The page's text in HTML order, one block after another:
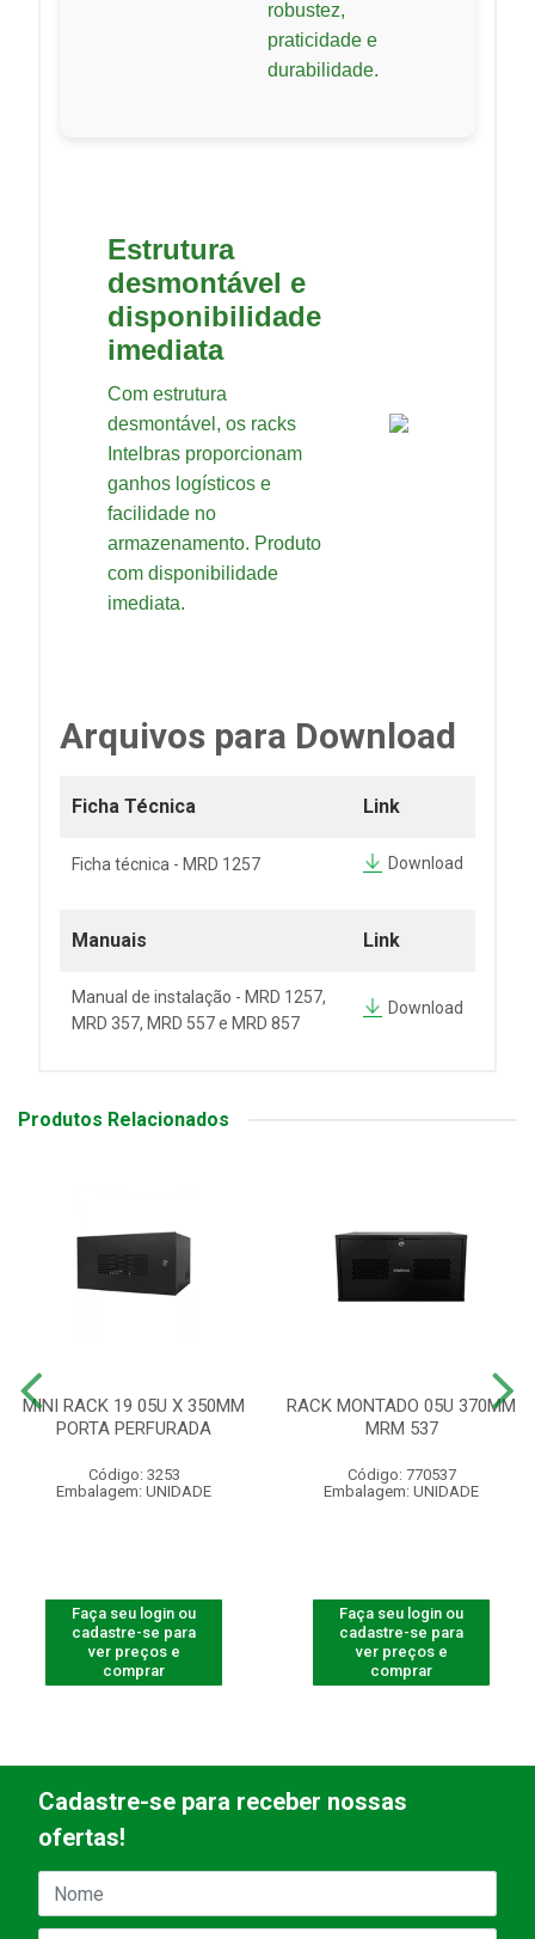
robustez,
praticidade e
durabilidade.
Estrutura
desmontável e
disponibilidade
imediata
Com estrutura
desmontável, os racks
Intelbras proporcionam
ganhos logísticos e
facilidade no
armazenamento. Produto
com disponibilidade
imediata.
Arquivos para Download
Ficha Técnica Link
Ficha técnica - MRD 1257 Download
Manuais Link
Manual de instalação - MRD 1257,
MRD 357, MRD 557 e MRD 857
Download
Produtos Relacionados
MINI RACK 19 05U X 350MM
PORTA PERFURADA
Código: 3253
Embalagem: UNIDADE
Faça seu login ou
cadastre-se para
ver preços e
comprar
RACK MONTADO 05U 370MM
MRM 537
Código: 770537
Embalagem: UNIDADE
Faça seu login ou
cadastre-se para
ver preços e
comprar
Cadastre-se para receber nossas
ofertas!